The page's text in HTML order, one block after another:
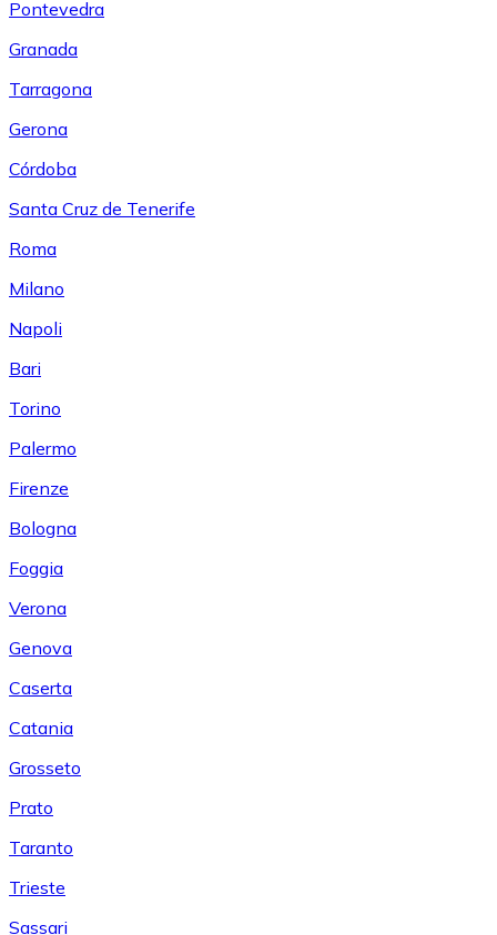
Pontevedra
Granada
Tarragona
Gerona
Córdoba
Santa Cruz de Tenerife
Roma
Milano
Napoli
Bari
Torino
Palermo
Firenze
Bologna
Foggia
Verona
Genova
Caserta
Catania
Grosseto
Prato
Taranto
Trieste
Sassari